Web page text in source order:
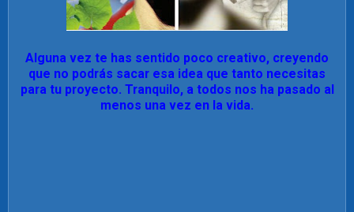
Alguna vez te has sentido poco creativo, creyendo
que no podrás sacar esa idea que tanto necesitas
para tu proyecto. Tranquilo, a todos nos ha pasado al
menos una vez en la vida.